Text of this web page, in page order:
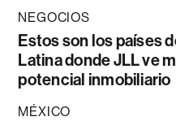
NEGOCIOS
Estos son los países
Latina donde JLL ve
potencial inmobiliario
MÉXICO